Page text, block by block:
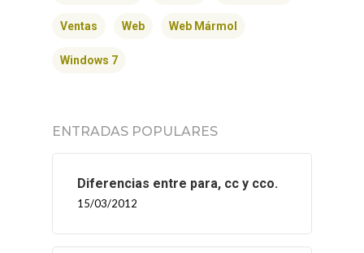
Ventas Web Web Mármol
Windows 7
ENTRADAS POPULARES
Diferencias entre para, cc y cco.
15/03/2012